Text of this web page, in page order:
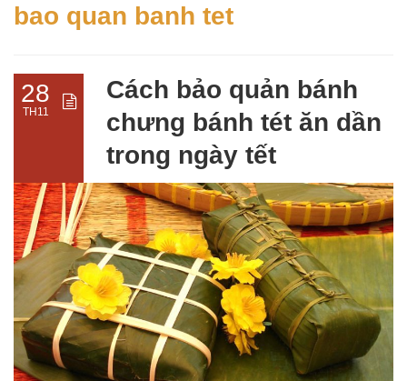
bao quan banh tet
28
TH11
Cách bảo quản bánh
chưng bánh tét ăn dần
trong ngày tết